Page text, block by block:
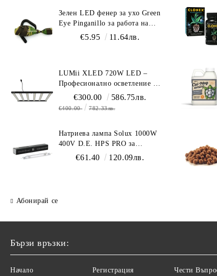
Зелен LED фенер за ухо Green
Eye Pinganillo за работа на
тъмно в гроурум
€5.95 11.64лв.
LUMii XLED 720W LED –
Професионално осветление с
пълен спектър (1700 µmol/s)
€300.00 586.75лв.
€400.00 782.33лв.
Натриева лампа Solux 1000W
400V D.E. HPS PRO за
професионално осветление
€61.40 120.09лв.
Абонирай се
Бързи връзки:
Начало Регистрация Чести